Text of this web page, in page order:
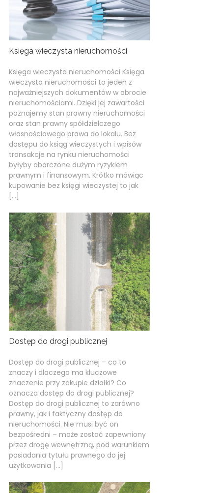
Księga wieczysta nieruchomości
Księga wieczysta nieruchomości Księga
wieczysta nieruchomości to jeden z
najważniejszych dokumentów w obrocie
nieruchomościami. Dzięki jej zawartości
poznajemy stan prawny nieruchomości
oraz stan prawny spółdzielczego
własnościowego prawa do lokalu. Bez
dostępu do ksiąg wieczystych i wpisów
transakcje na rynku nieruchomości
byłyby obarczone dużym ryzykiem
prawnym i finansowym. Krótko mówiąc
kupowanie bez księgi wieczystej to jak
[…]
Dostęp do drogi publicznej
Dostęp do drogi publicznej – co to
znaczy i dlaczego ma kluczowe
znaczenie przy zakupie działki? Co
oznacza dostęp do drogi publicznej?
Dostęp do drogi publicznej to zarówno
prawny, jak i faktyczny dostęp do
nieruchomości. Nie musi być on
bezpośredni – może zostać zapewniony
przez drogę wewnętrzną, pod warunkiem
posiadania tytułu prawnego do jej
użytkowania […]